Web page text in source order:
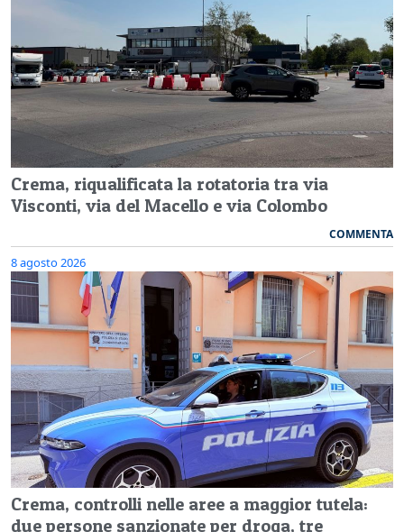
Crema, riqualificata la rotatoria tra via
Visconti, via del Macello e via Colombo
COMMENTA
8 agosto 2026
Crema, controlli nelle aree a maggior tutela:
due persone sanzionate per droga, tre